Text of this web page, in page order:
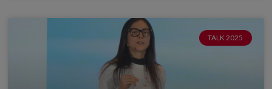
TALK 2025